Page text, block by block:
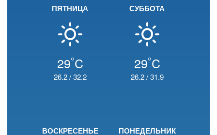
ПЯТНИЦА
29°C
26.2/32.2
СУББОТА
29°C
26.2/31.9
ВОСКРЕСЕНЬЕ ПОНЕДЕЛЬНИК